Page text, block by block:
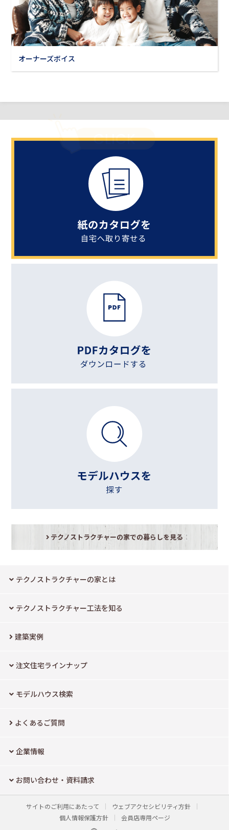
オーナーズボイス
テクノストラクチャーの家での暮らしを見る
テクノストラクチャーの家とは
テクノストラクチャー工法を知る
建築実例
注文住宅ラインナップ
モデルハウス検索
よくあるご質問
企業情報
お問い合わせ・資料請求
サイトのご利用にあたって
ウェブアクセシビリティ方針
個人情報保護方針
会員店専用ページ